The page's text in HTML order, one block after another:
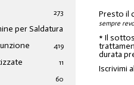
273
per Saldatura
19
4
11
60
Presto il
sempre
* Il
durata
Iscrivimi